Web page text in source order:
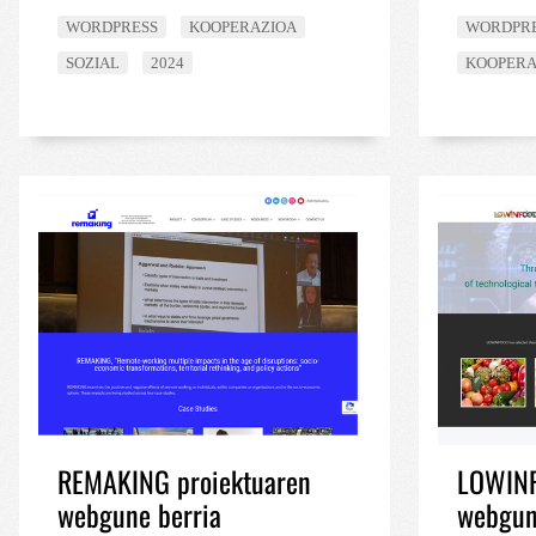
WORDPRESS
KOOPERAZIOA
SOZIAL
2024
REMAKING proiektuaren
webgune berria
_GRECAPTCHA